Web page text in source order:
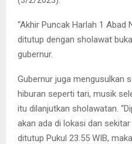
“Akhir Puncak Harlah 1 Abad
ditutup dengan sholawat
gubernur.
Gubernur juga mengusulkan
hiburan seperti tari, musik
itu dilanjutkan sholawatan.
akan ada di lokasi dan
ditutup Pukul 23.55 WIB,